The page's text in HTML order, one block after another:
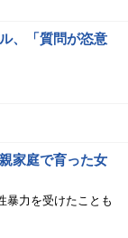
、「質問が恣意
家庭で育った女
暴力を受けたことも